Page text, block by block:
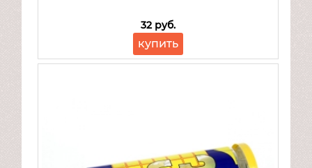
32 руб.
купить